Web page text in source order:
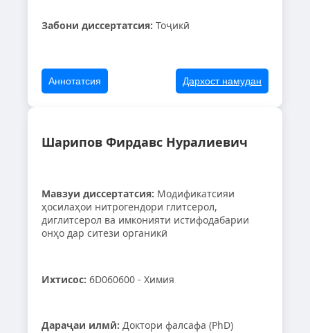
Забони диссертатсия: Тоҷикӣ
Аннотатсия Дархост намудан
Шарипов Фирдавс Нуралиевич
Мавзуи диссертатсия: Модификатсияи
ҳосилаҳои нитрогендори глитсерол,
диглитсерол ва имконияти истифодабарии
онҳо дар ситези органикӣ
Ихтисос: 6D060600 - Химия
Дараҷаи илмӣ: Доктори фалсафа (PhD)